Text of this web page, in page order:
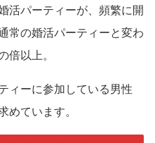
活パーティーが、頻繁に開
常の婚活パーティーと変わ
倍以上。
ィーに参加している男性
めています。